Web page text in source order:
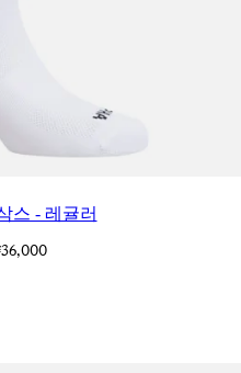
스 - 레귤러